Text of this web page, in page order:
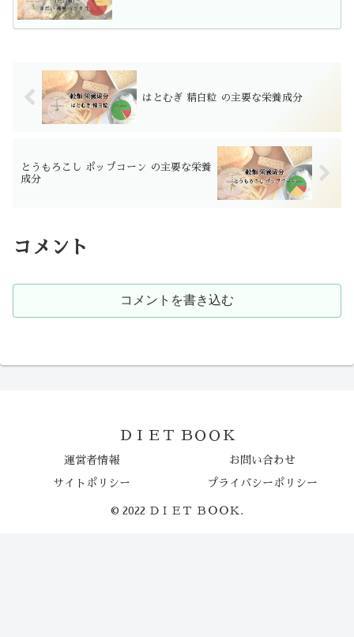
はとむぎ 精白粒 の主要な栄養成分
とうもろこし ポップコーン の主要な栄養
成分
コメント
コメントを書き込む
ＤＩＥＴ ＢＯＯＫ
運営者情報 お問い合わせ
サイトポリシー プライバシーポリシー
© 2022 ＤＩＥＴ ＢＯＯＫ.